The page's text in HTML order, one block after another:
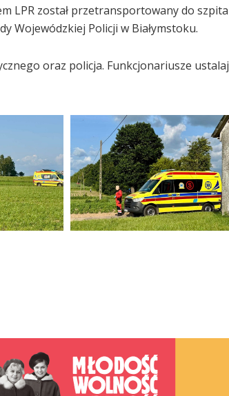
LPR został przetransportowany do
Wojewódzkiej Policji w Białymstoku.
oraz policja. Funkcjonariusze